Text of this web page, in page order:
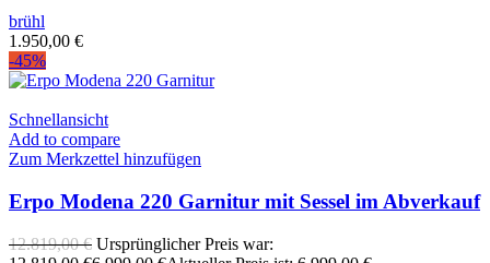
brühl
1.950,00 €
-45%
Schnellansicht
Add to compare
Zum Merkzettel hinzufügen
Erpo Modena 220 Garnitur mit Sessel im Abverkauf
12.819,00€ Ursprünglicher Preis war: